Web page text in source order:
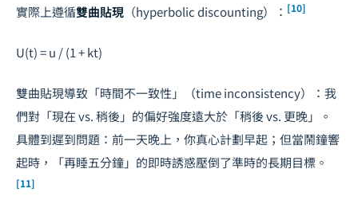
實際上遵循雙曲貼現 （hyperbolic discounting）： [10]
U(t) = u / (1 + kt)
雙曲貼現導致「時間不一致性」（time inconsistency）：我
們對「現在 vs. 稍後」的偏好強度遠大於「稍後 vs. 更晚」。
具體到遲到問題：前一天晚上，你真心計劃早起；但當鬧鐘響
起時，「再睡五分鐘」的即時誘惑壓倒了準時的長期目標。
[11]